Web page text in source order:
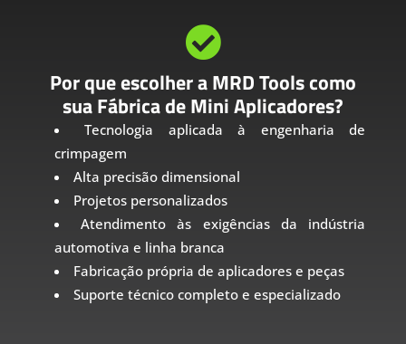

Por que escolher a MRD Tools como
sua Fábrica de Mini Aplicadores?
Tecnologia aplicada à engenharia de
crimpagem
Alta precisão dimensional
Projetos personalizados
Atendimento às exigências da indústria
automotiva e linha branca
Fabricação própria de aplicadores e peças
Suporte técnico completo e especializado